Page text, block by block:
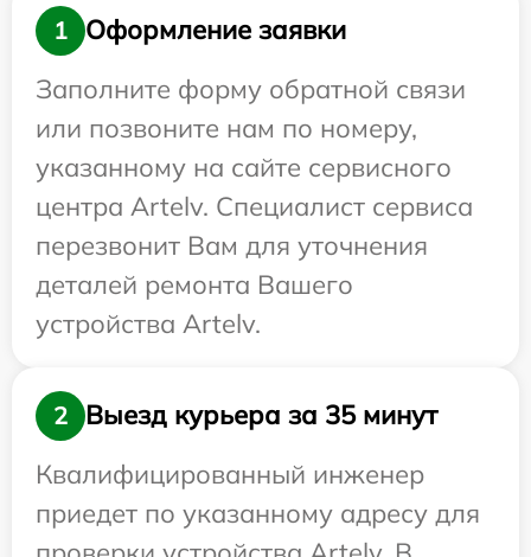
1
Оформление заявки
Заполните форму обратной связи
или позвоните нам по номеру,
указанному на сайте сервисного
центра Artelv. Специалист сервиса
перезвонит Вам для уточнения
деталей ремонта Вашего
устройства Artelv.
2
Выезд курьера за 35 минут
Квалифицированный инженер
приедет по указанному адресу для